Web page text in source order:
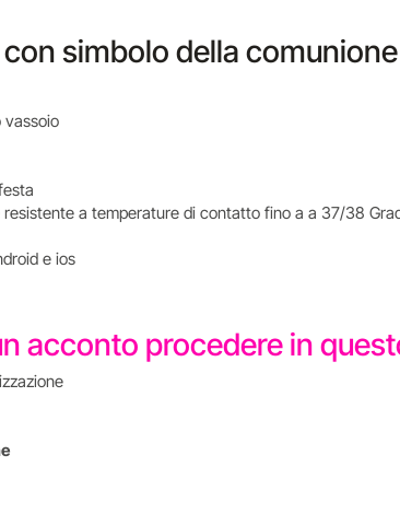
simbolo della
vassoio
a temperature di contatto fino a a 37/38
e ios
acconto procedere in